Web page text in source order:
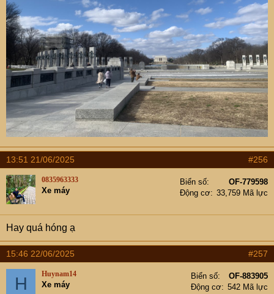
13:51 21/06/2025 #256
0835963333
Xe máy
Biển số
OF-779598
Động cơ
33,759 Mã lực
Hay quá hóng ạ
15:46 22/06/2025 #257
H Huynam14
Xe máy
Biển số
OF-883905
Động cơ
542 Mã lực